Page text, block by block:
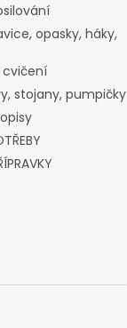
opasky, háky,
cvičení
stojany, pumpičky